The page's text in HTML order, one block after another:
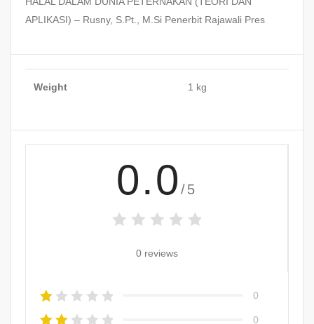
APLIKASI) – Rusny, S.Pt., M.Si Penerbit Rajawali Pres
Weight 1 kg
0.0 /5
0 reviews
0
0